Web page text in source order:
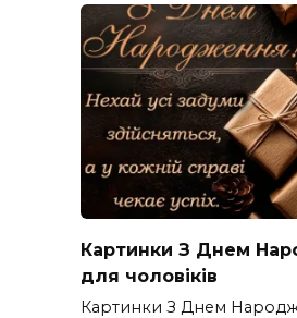
Картинки З Днем
для чоловіків​
Картинки З Днем